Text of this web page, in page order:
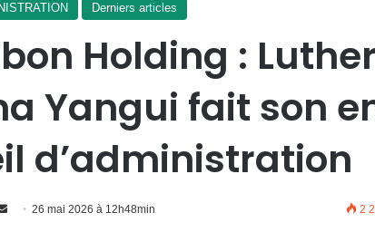
Derniers articles
Holding :
Yangui fait son
d’administration
Envoyer26 mai 2026 à 12h48min 2